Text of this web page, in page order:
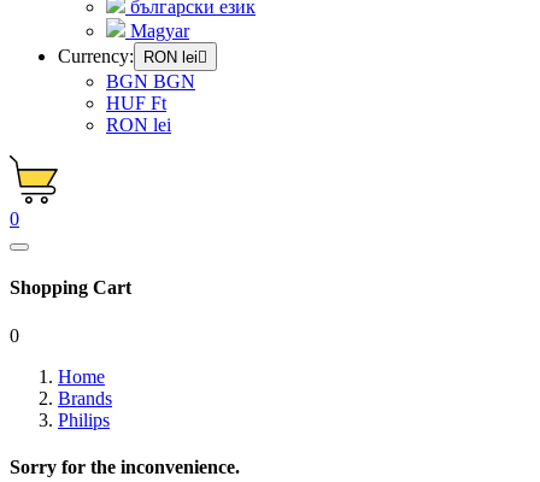
български език
Magyar
Currency:
RON lei 
BGN BGN
HUF Ft
RON lei
0
Shopping Cart
0
Home
Brands
Philips
Sorry for the inconvenience.